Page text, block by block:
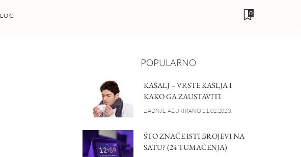
0
POPULARNO
KAŠALJ – VRSTE KAŠLJA I
KAKO GA ZAUSTAVITI
ZADNJE AŽURIRANO 11.02.2020.
ŠTO ZNAČE ISTI BROJEVI NA
SATU? (24 TUMAČENJA)